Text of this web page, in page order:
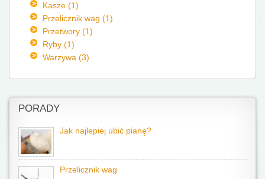
Kasze (1)
Przelicznik wag (1)
Przetwory (1)
Ryby (1)
Warzywa (3)
PORADY
Jak najlepiej ubić pianę?
Przelicznik wag